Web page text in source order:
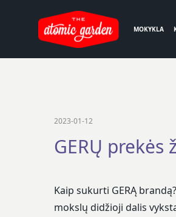
MOKYKLA
2023-01-12
GERŲ
Kaip sukurti GERĄ brandą?
mokslų didžioji dalis